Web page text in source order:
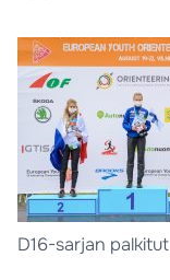
D16-sarjan palkitut